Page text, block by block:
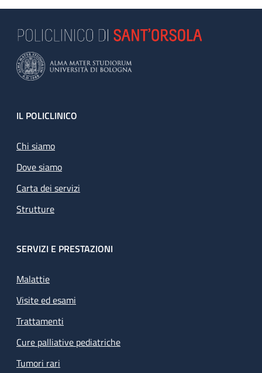
Footer
IL POLICLINICO
Chi siamo
Dove siamo
Carta dei servizi
Strutture
SERVIZI E PRESTAZIONI
Malattie
Visite ed esami
Trattamenti
Cure palliative pediatriche
Tumori rari